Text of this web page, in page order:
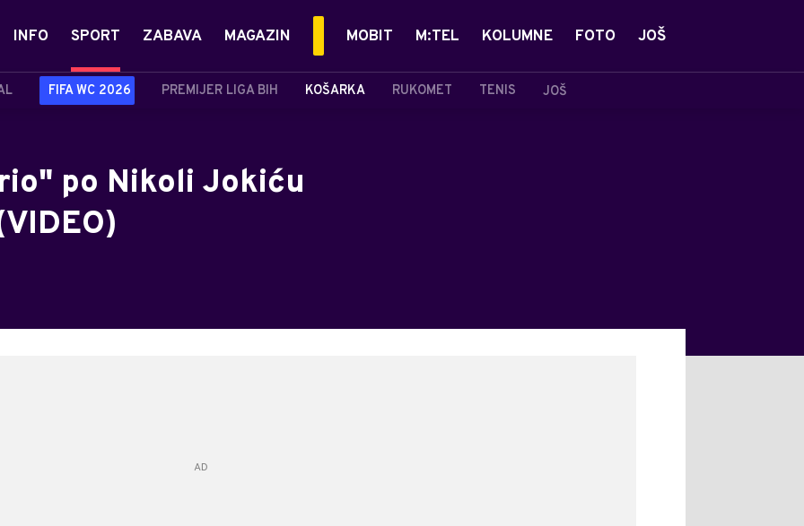
INFO SPORT
FIFA WC 2026 PREMIJER LIGA BIH KOŠARKA RUKOMET TENIS JOŠ
ZABAVA MAGAZIN MOBIT M:TEL KOLUMNE FOTO JOŠ
po Nikoli Jokiću